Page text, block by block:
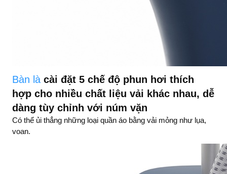
Bàn làcài đặt 5 chế độ phun hơi thích
hợp cho nhiều chất liệu vải khác nhau, dễ
dàng tùy chỉnh với núm vặn
Có thể ủi thẳng những loại quần áo bằng vải mỏng như lụa,
voan.